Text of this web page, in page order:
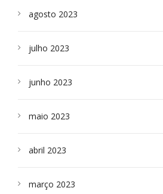
agosto 2023
julho 2023
junho 2023
maio 2023
abril 2023
março 2023